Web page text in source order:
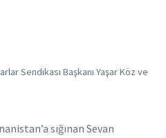
Sendikası Başkanı Yaşar Köz ve
sığınan Sevan